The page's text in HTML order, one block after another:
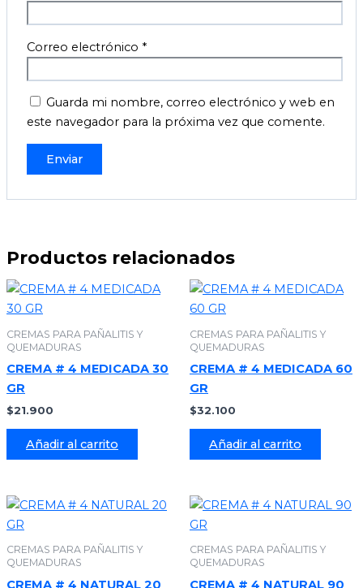
Correo electrónico *
Guarda mi nombre, correo electrónico y web en
este navegador para la próxima vez que comente.
Productos relacionados
CREMAS PARA PAÑALITIS Y
QUEMADURAS
CREMA # 4 MEDICADA 30
GR
$21.900
Añadir al carrito
CREMAS PARA PAÑALITIS Y
QUEMADURAS
CREMA # 4 MEDICADA 60
GR
$32.100
Añadir al carrito
CREMAS PARA PAÑALITIS Y
QUEMADURAS
CREMA # 4 NATURAL 20
CREMAS PARA PAÑALITIS Y
QUEMADURAS
CREMA # 4 NATURAL 90